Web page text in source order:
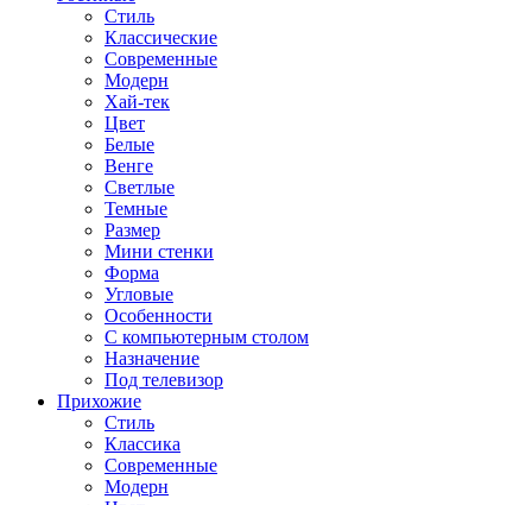
Стиль
Классические
Современные
Модерн
Хай-тек
Цвет
Белые
Венге
Светлые
Темные
Размер
Мини стенки
Форма
Угловые
Особенности
С компьютерным столом
Назначение
Под телевизор
Прихожие
Стиль
Классика
Современные
Модерн